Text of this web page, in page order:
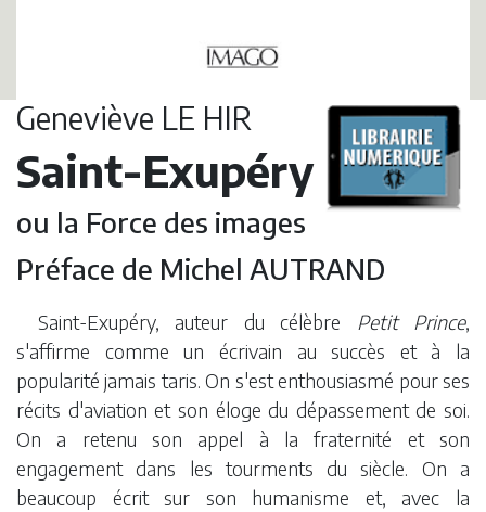
Geneviève LE HIR
Saint-Exupéry
ou la Force des images
Préface de Michel AUTRAND
Saint-Exupéry, auteur du célèbre Petit Prince,
s'affirme comme un écrivain au succès et à la
popularité jamais taris. On s'est enthousiasmé pour ses
récits d'aviation et son éloge du dépassement de soi.
On a retenu son appel à la fraternité et son
engagement dans les tourments du siècle. On a
beaucoup écrit sur son humanisme et, avec la